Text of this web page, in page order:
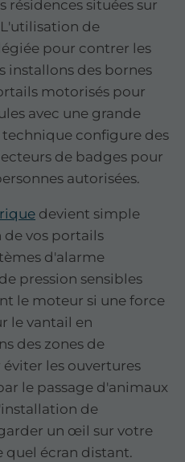
résidences situées sur
de
pour contrer les
installons des bornes
motorisés pour
avec une grande
configure des
de badges pour
autorisées.
devient simple
vos portails
d'alarme
pression sensibles
le moteur si une force
le vantail en
des zones de
les ouvertures
le passage d'animaux
de
un œil sur votre
écran distant.